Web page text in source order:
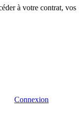
à votre contrat, vos
Connexion